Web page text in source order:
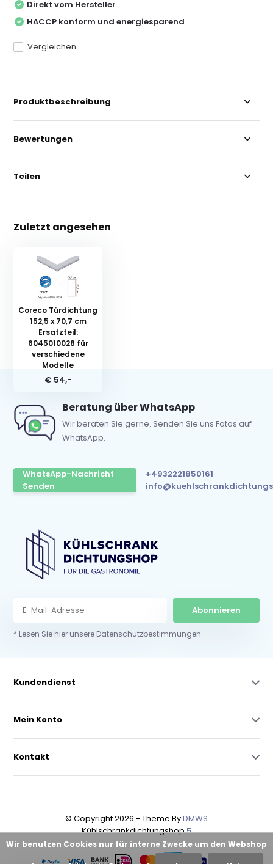
Direkt vom Hersteller
HACCP konform und energiesparend
Vergleichen
Produktbeschreibung
Bewertungen
Teilen
Zuletzt angesehen
Coreco Türdichtung
152,5 x 70,7 cm
Ersatzteil:
6045010028 für
verschiedene
Modelle
€ 54,-
Beratung über WhatsApp
Wir beraten Sie gerne. Senden Sie uns Fotos auf
WhatsApp.
WhatsApp-Nachricht
Senden
+4932221850161
Abonnieren
* Lesen Sie hier unsere Datenschutzbestimmungen
Kundendienst
Mein Konto
Kontakt
© Copyright 2026 - Theme ByDMWS
Kühlschrankdichtungshop5
Wir benutzen Cookies nur für interne Zwecke um den Webshop